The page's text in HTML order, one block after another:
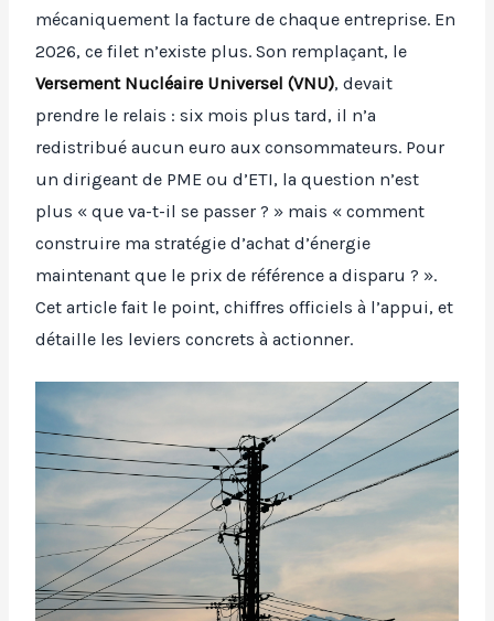
mécaniquement la facture de chaque entreprise. En
2026, ce filet n’existe plus. Son remplaçant, le
Versement Nucléaire Universel (VNU), devait
prendre le relais : six mois plus tard, il n’a
redistribué aucun euro aux consommateurs. Pour
un dirigeant de PME ou d’ETI, la question n’est
plus « que va-t-il se passer ? » mais « comment
construire ma stratégie d’achat d’énergie
maintenant que le prix de référence a disparu ? ».
Cet article fait le point, chiffres officiels à l’appui, et
détaille les leviers concrets à actionner.